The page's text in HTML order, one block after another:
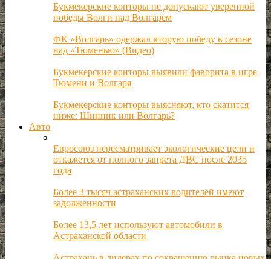
Букмекерские конторы не допускают уверенной
победы Волги над Волгарем
ФК «Волгарь» одержал вторую победу в сезоне
над «Тюменью» (Видео)
Букмекерские конторы выявили фаворита в игре
Тюмени и Волгаря
Букмекерские конторы выясняют, кто скатится
ниже: Шинник или Волгарь?
Авто
Евросоюз пересматривает экологические цели и
откажется от полного запрета ДВС после 2035
года
Более 3 тысяч астраханских водителей имеют
задолженности
Более 13,5 лет используют автомобили в
Астраханской области